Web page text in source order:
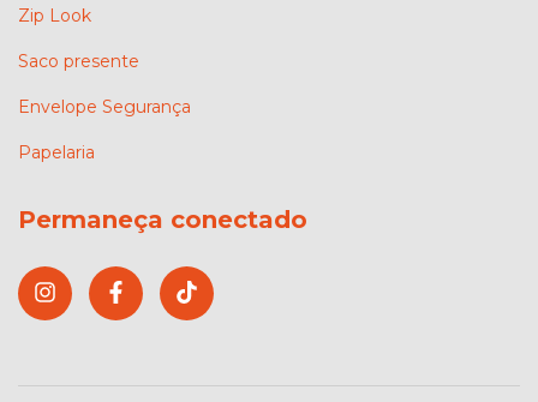
Zip Look
Saco presente
Envelope Segurança
Papelaria
Permaneça conectado